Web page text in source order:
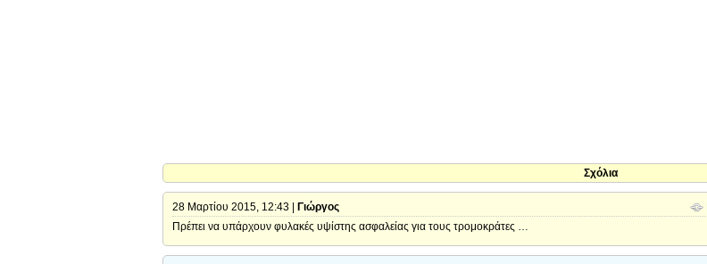
Σχόλια
28 Μαρτίου 2015, 12:43 | Γιώργος
Πρέπει να υπάρχουν φυλακές υψίστης ασφαλείας για τους τρομοκράτες …